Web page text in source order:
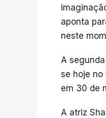
aponta
neste
A
se hoje no
em 30 de
A atriz